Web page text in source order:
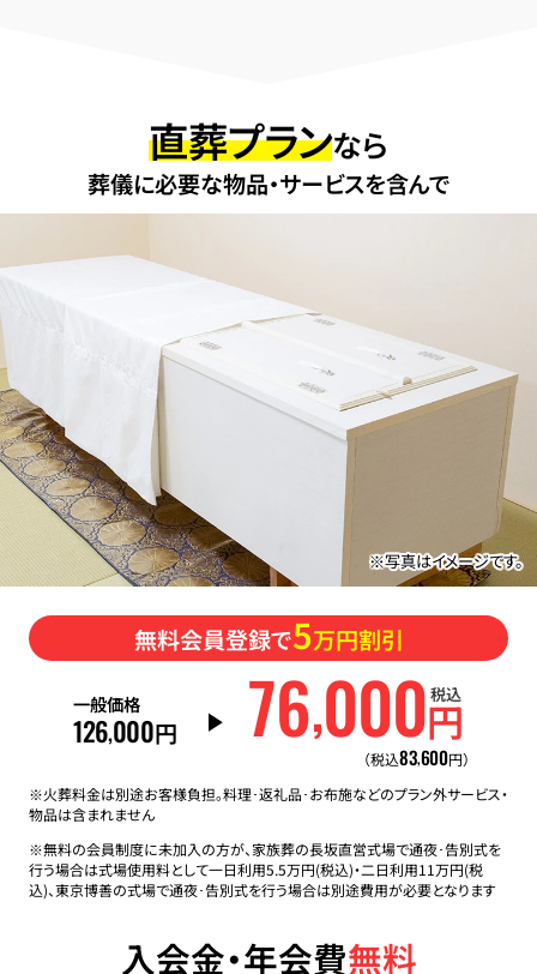
直葬プランなら
葬儀に必要な物品・サービスを含んで
※写真はイメージです。
無料会員登録で5万円割引
一般価格
126,000円 76,000円
税込
（税込83,600円）
※火葬料金は別途お客様負担。料理･返礼品･お布施などのプラン外サービス・
物品は含まれません
※無料の会員制度に未加入の方が、家族葬の長坂直営式場で通夜･告別式を
行う場合は式場使用料として一日利用5.5万円(税込)・二日利用11万円(税
込)、東京博善の式場で通夜･告別式を行う場合は別途費用が必要となります
入会金・年会費無料